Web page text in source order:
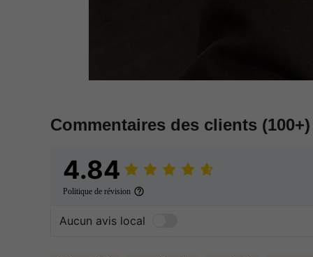
Commentaires des clients (100+)
4.84
Politique de révision
Aucun avis local